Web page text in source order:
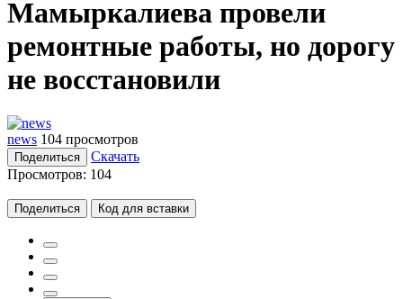
Мамыркалиева провели
ремонтные работы, но дорогу
не восстановили
news 104 просмотров
Поделиться
Скачать
Просмотров: 104
Поделиться Код для вставки